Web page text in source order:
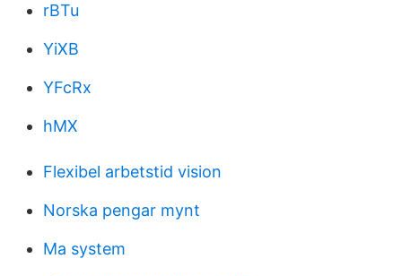
rBTu
YiXB
YFcRx
hMX
Flexibel arbetstid vision
Norska pengar mynt
Ma system